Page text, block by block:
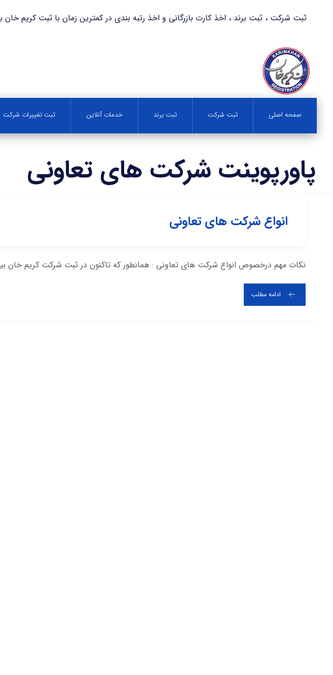
ثبت شرکت ، ثبت برند ، اخذ کارت بازرگانی و اخذ رتبه بندی در کمترین زمان با ثبت کریم خان برای مشاوره با شماره
صفحه اصلی ثبت شرکت ثبت برند خدمات آنلاین ثبت تغییرات شرکت
پاورپوینت شرکت های تعاونی
انواع شرکت های تعاونی
نکات مهم درخصوص انواع شرکت های تعاونی : همانطور که تاکنون در ثبت شرکت کریم خان
ادامه مطلب